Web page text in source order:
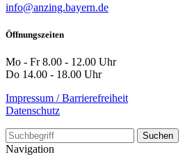
info@anzing.bayern.de
Öffnungszeiten
Mo - Fr 8.00 - 12.00 Uhr
Do 14.00 - 18.00 Uhr
Impressum / Barrierefreiheit
Datenschutz
Suche
Navigation